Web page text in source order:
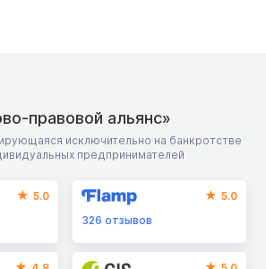
правовой альянс»
исключительно на банкротстве
предпринимателей
5.0
5.0
326отзывов